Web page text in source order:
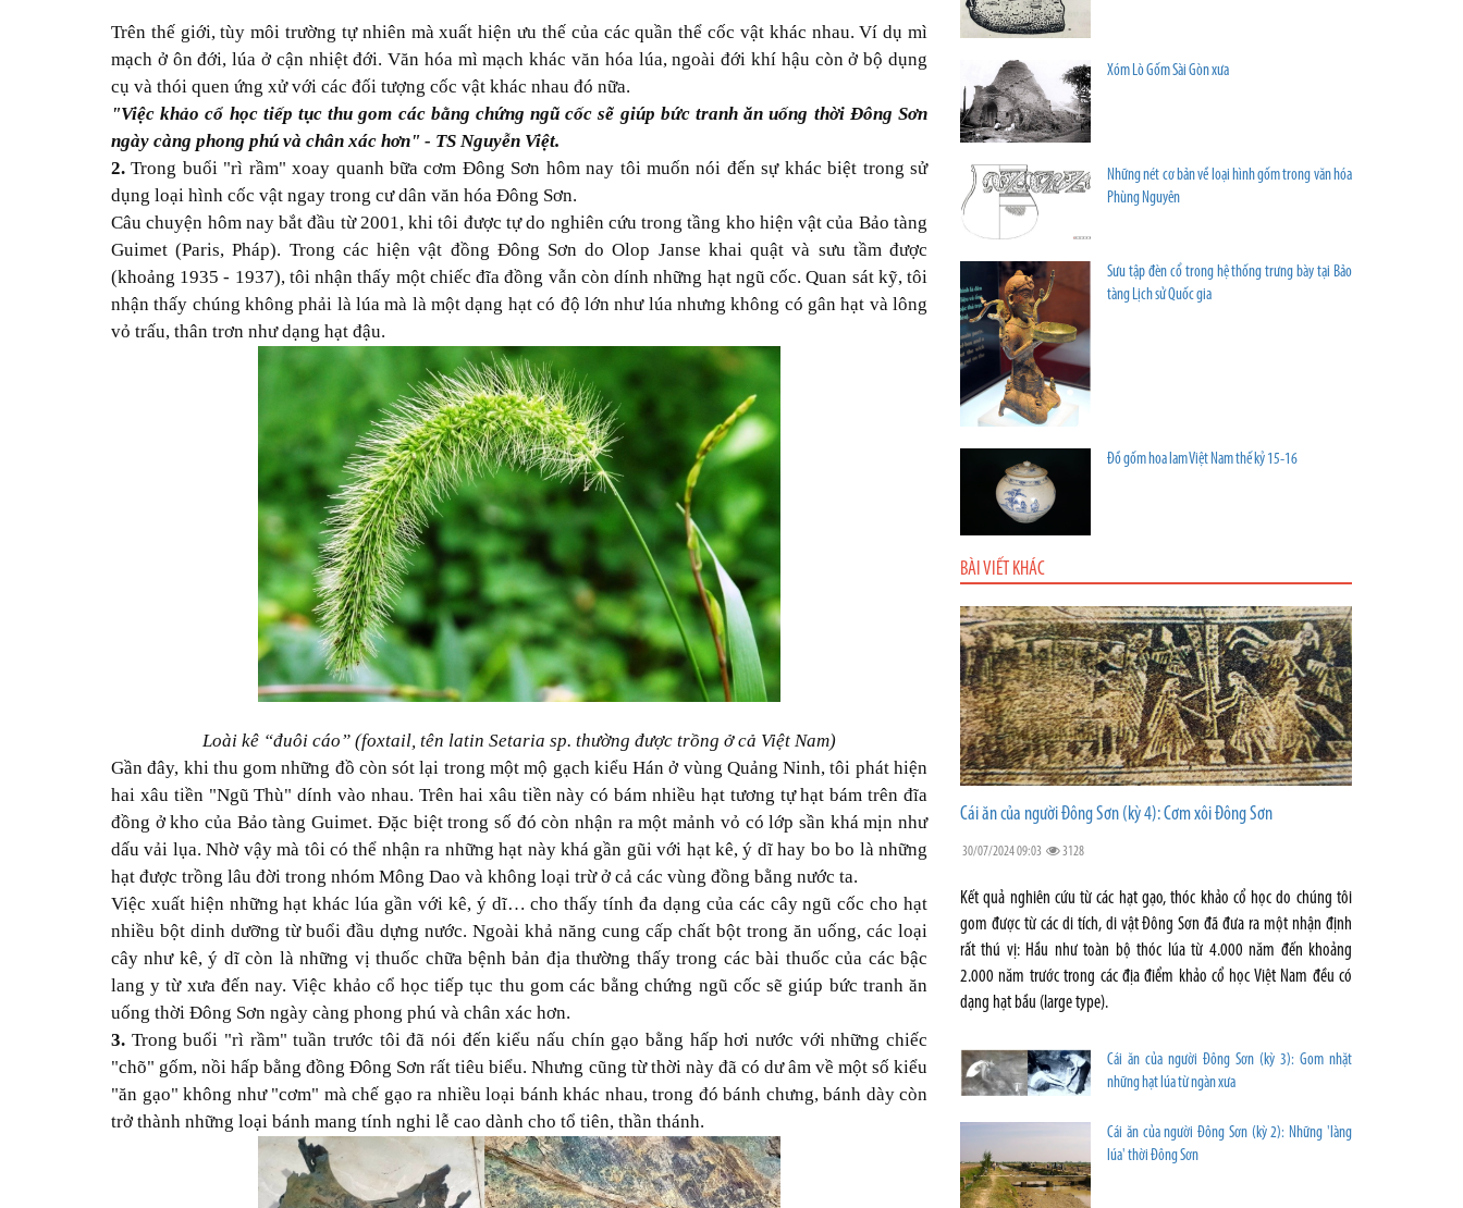
Trên thế giới, tùy môi trường tự nhiên mà xuất hiện ưu thế của các quần thể cốc vật khác nhau. Ví dụ mì
mạch ở ôn đới, lúa ở cận nhiệt đới. Văn hóa mì mạch khác văn hóa lúa, ngoài đới khí hậu còn ở bộ dụng
cụ và thói quen ứng xử với các đối tượng cốc vật khác nhau đó nữa.
"Việc khảo cổ học tiếp tục thu gom các bằng chứng ngũ cốc sẽ giúp bức tranh ăn uống thời Đông Sơn
ngày càng phong phú và chân xác hơn" - TS Nguyễn Việt.
2. Trong buổi "rì rầm" xoay quanh bữa cơm Đông Sơn hôm nay tôi muốn nói đến sự khác biệt trong sử
dụng loại hình cốc vật ngay trong cư dân văn hóa Đông Sơn.
Câu chuyện hôm nay bắt đầu từ 2001, khi tôi được tự do nghiên cứu trong tầng kho hiện vật của Bảo tàng
Guimet (Paris, Pháp). Trong các hiện vật đồng Đông Sơn do Olop Janse khai quật và sưu tầm được
(khoảng 1935 - 1937), tôi nhận thấy một chiếc đĩa đồng vẫn còn dính những hạt ngũ cốc. Quan sát kỹ, tôi
nhận thấy chúng không phải là lúa mà là một dạng hạt có độ lớn như lúa nhưng không có gân hạt và lông
vỏ trấu, thân trơn như dạng hạt đậu.
Loài kê “đuôi cáo” (foxtail, tên latin Setaria sp. thường được trồng ở cả Việt Nam)
Gần đây, khi thu gom những đồ còn sót lại trong một mộ gạch kiểu Hán ở vùng Quảng Ninh, tôi phát hiện
hai xâu tiền "Ngũ Thù" dính vào nhau. Trên hai xâu tiền này có bám nhiều hạt tương tự hạt bám trên đĩa
đồng ở kho của Bảo tàng Guimet. Đặc biệt trong số đó còn nhận ra một mảnh vỏ có lớp sần khá mịn như
dấu vải lụa. Nhờ vậy mà tôi có thể nhận ra những hạt này khá gần gũi với hạt kê, ý dĩ hay bo bo là những
hạt được trồng lâu đời trong nhóm Mông Dao và không loại trừ ở cả các vùng đồng bằng nước ta.
Việc xuất hiện những hạt khác lúa gần với kê, ý dĩ… cho thấy tính đa dạng của các cây ngũ cốc cho hạt
nhiều bột dinh dưỡng từ buổi đầu dựng nước. Ngoài khả năng cung cấp chất bột trong ăn uống, các loại
cây như kê, ý dĩ còn là những vị thuốc chữa bệnh bản địa thường thấy trong các bài thuốc của các bậc
lang y từ xưa đến nay. Việc khảo cổ học tiếp tục thu gom các bằng chứng ngũ cốc sẽ giúp bức tranh ăn
uống thời Đông Sơn ngày càng phong phú và chân xác hơn.
3. Trong buổi "rì rầm" tuần trước tôi đã nói đến kiểu nấu chín gạo bằng hấp hơi nước với những chiếc
"chõ" gốm, nồi hấp bằng đồng Đông Sơn rất tiêu biểu. Nhưng cũng từ thời này đã có dư âm về một số kiểu
"ăn gạo" không như "cơm" mà chế gạo ra nhiều loại bánh khác nhau, trong đó bánh chưng, bánh dày còn
trở thành những loại bánh mang tính nghi lễ cao dành cho tổ tiên, thần thánh.
Xóm Lò Gốm Sài Gòn xưa
Những nét cơ bản về loại hình gốm trong văn hóa
Phùng Nguyên
Sưu tập đèn cổ trong hệ thống trưng bày tại Bảo
tàng Lịch sử Quốc gia
Đồ gốm hoa lam Việt Nam thế kỷ 15-16
BÀI VIẾT KHÁC
Cái ăn của người Đông Sơn (kỳ 4): Cơm xôi Đông Sơn
30/07/2024 09:03 3128
Kết quả nghiên cứu từ các hạt gạo, thóc khảo cổ học do chúng tôi
gom được từ các di tích, di vật Đông Sơn đã đưa ra một nhận định
rất thú vị: Hầu như toàn bộ thóc lúa từ 4.000 năm đến khoảng
2.000 năm trước trong các địa điểm khảo cổ học Việt Nam đều có
dạng hạt bầu (large type).
Cái ăn của người Đông Sơn (kỳ 3): Gom nhặt
những hạt lúa từ ngàn xưa
Cái ăn của người Đông Sơn (kỳ 2): Những 'làng
lúa' thời Đông Sơn